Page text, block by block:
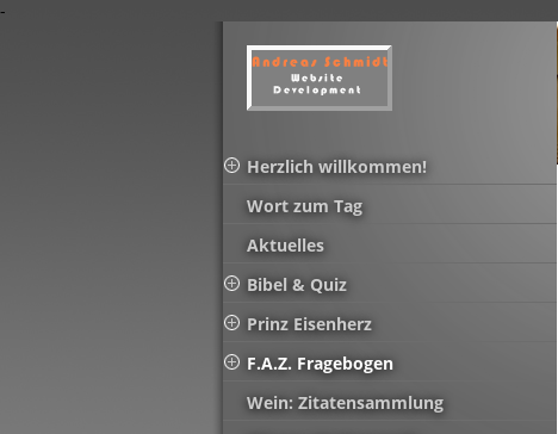
-
Herzlich willkommen!
Wort zum Tag
Aktuelles
Bibel & Quiz
Prinz Eisenherz
F.A.Z. Fragebogen
Wein: Zitatensammlung